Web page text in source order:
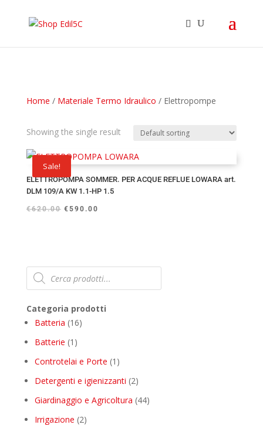
Home / Materiale Termo Idraulico / Elettropompe
Showing the single result
Sale!
ELETTROPOMPA SOMMER. PER ACQUE REFLUE LOWARA art.
DLM 109/A KW 1.1-HP 1.5
€620.00 €590.00
Products
search
Categoria prodotti
Batteria 1616
Batterie 1 1
product
Controtelai e Porte 1 1
product
Detergenti e igienizzanti 22
products
Giardinaggio e Agricoltura 4444
Irrigazione 22